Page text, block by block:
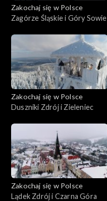
Zakochaj się w Polsce
Zagórze Śląskie i Góry Sowie
Zakochaj się w Polsce
Duszniki Zdrój i Zieleniec
Zakochaj się w Polsce
Lądek Zdrój i Czarna Góra